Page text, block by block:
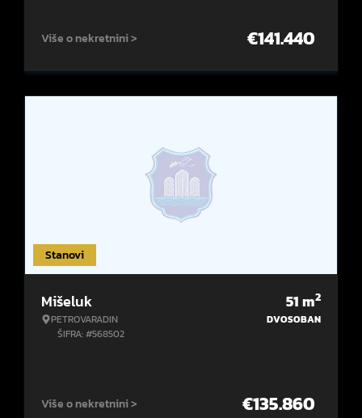
Više o nekretnini > €141.440
Stanovi
Mišeluk
PETROVARADIN
ŠIFRA: #568502
51m2
DVOSOBAN
Više o nekretnini > €135.860